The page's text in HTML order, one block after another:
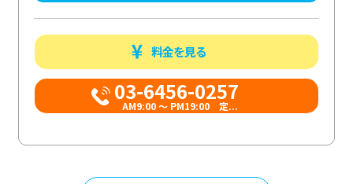
料金を見る
03-6456-0257
AM9:00 ～ PM19:00 定...